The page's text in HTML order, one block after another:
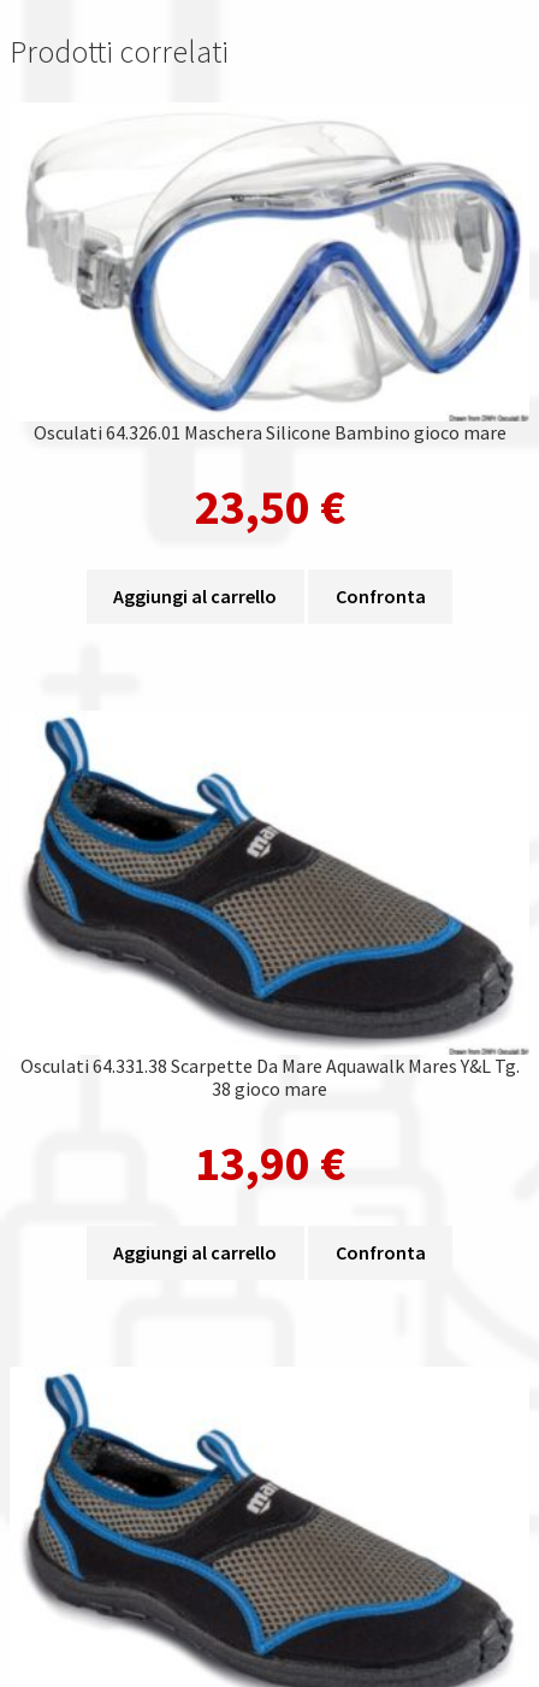
Prodotti correlati
Osculati 64.326.01 Maschera Silicone Bambino gioco mare
23,50 €
Aggiungi al carrello Confronta
Osculati 64.331.38 Scarpette Da Mare Aquawalk Mares Y&L Tg.
38 gioco mare
13,90 €
Aggiungi al carrello Confronta